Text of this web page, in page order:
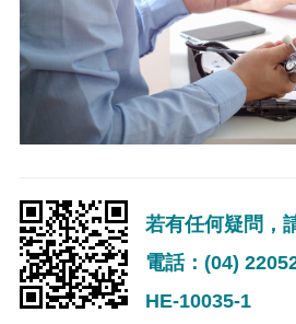
若有任何疑問，
電話：(04)
HE-10035-1